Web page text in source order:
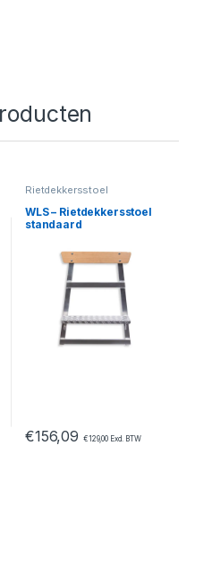
Rietdekkersstoel
WLS – Rietdekkersstoel
standaard
€156,09 €129,00Excl. BTW